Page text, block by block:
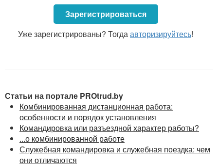
Зарегистрироваться
Уже зарегистрированы? Тогдаавторизируйтесь!
Статьи на портале PROtrud.by
Комбинированная дистанционная работа:
особенности и порядок установления
Командировка или разъездной характер работы?
...о комбинированной работе
Служебная командировка и служебная поездка: чем
они отличаются